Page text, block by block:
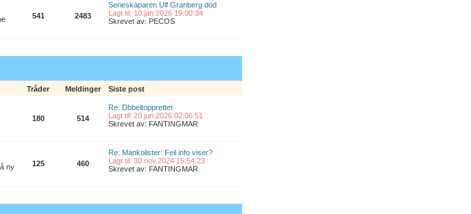
541 2483
Serieskaparen Ulf Granberg död
Lagt til: 10.jan.2026 19:00:34
Skrevet av: PECOS
Tråder Meldinger Siste post
180 514
Re: Dbbeltopprettet
Lagt til: 20.jun.2026 02:06:51
Skrevet av: FANTINGMAR
ny
125 460
Re: Mankolister: Feil info viser?
Lagt til: 30.nov.2024 15:54:23
Skrevet av: FANTINGMAR